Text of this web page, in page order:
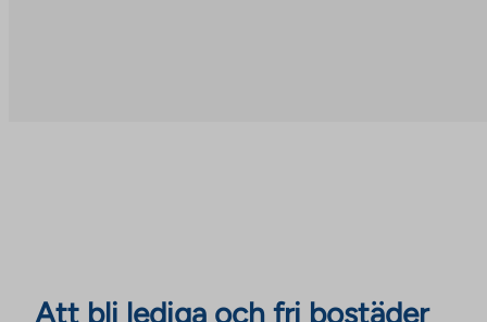
Att bli lediga och fri bostäder